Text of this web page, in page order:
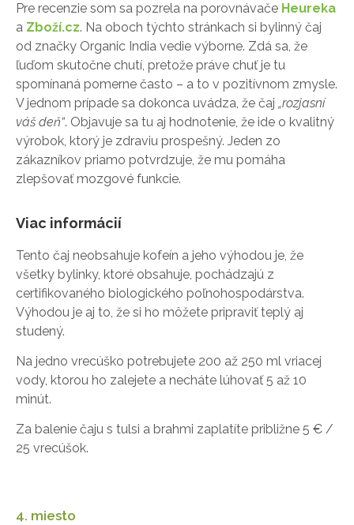
Pre recenzie som sa pozrela na porovnávače Heureka
a Zboží.cz. Na oboch týchto stránkach si bylinný čaj
od značky Organic India vedie výborne. Zdá sa, že
ľuďom skutočne chutí, pretože práve chuť je tu
spomínaná pomerne často – a to v pozitívnom zmysle.
V jednom prípade sa dokonca uvádza, že čaj „rozjasní
váš deň“. Objavuje sa tu aj hodnotenie, že ide o kvalitný
výrobok, ktorý je zdraviu prospešný. Jeden zo
zákazníkov priamo potvrdzuje, že mu pomáha
zlepšovať mozgové funkcie.
Viac informácií
Tento čaj neobsahuje kofeín a jeho výhodou je, že
všetky bylinky, ktoré obsahuje, pochádzajú z
certifikovaného biologického poľnohospodárstva.
Výhodou je aj to, že si ho môžete pripraviť teplý aj
studený.
Na jedno vrecúško potrebujete 200 až 250 ml vriacej
vody, ktorou ho zalejete a necháte lúhovať 5 až 10
minút.
Za balenie čaju s tulsi a brahmi zaplatíte približne 5 € /
25 vrecúšok.
4. miesto